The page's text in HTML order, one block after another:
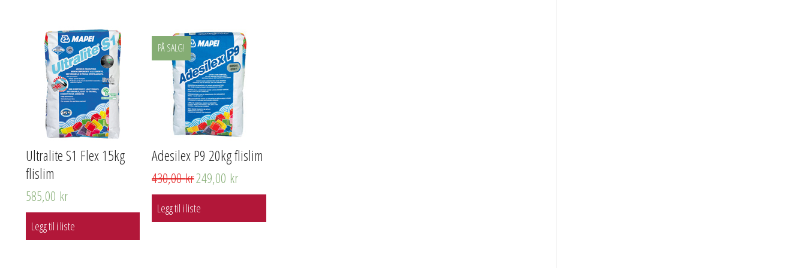
Ultralite S1 Flex 15kg
flislim
585,00 kr
Legg til i liste
PÅ SALG!
Adesilex P9 20kg flislim
430,00kr249,00 kr
Legg til i liste